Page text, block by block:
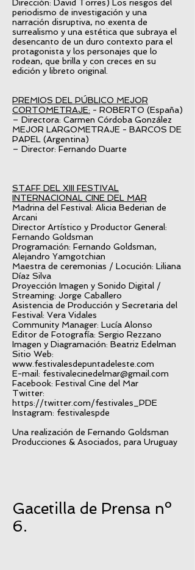
Dirección: David Torres) Los riesgos del
periodismo de investigación y una
narración disruptiva, no exenta de
surrealismo y una estética que subraya el
desencanto de un duro contexto para el
protagonista y los personajes que lo
rodean, que brilla y con creces en su
edición y libreto original.
PREMIOS DEL PÚBLICO MEJOR
CORTOMETRAJE: - ROBERTO (España)
– Directora: Carmen Córdoba González
MEJOR LARGOMETRAJE - BARCOS DE
PAPEL (Argentina)
– Director: Fernando Duarte
STAFF DEL XIII FESTIVAL
INTERNACIONAL CINE DEL MAR
Madrina del Festival: Alicia Bederian de
Arcani
Director Artístico y Productor General:
Fernando Goldsman
Programación: Fernando Goldsman,
Alejandro Yamgotchian
Maestra de ceremonias / Locución: Liliana
Díaz Silva
Proyección Imagen y Sonido Digital /
Streaming: Jorge Caballero
Asistencia de Producción y Secretaria del
Festival: Vera Vidales
Community Manager: Lucía Alonso
Editor de Fotografía: Sergio Rezzano
Imagen y Diagramación: Beatriz Edelman
Sitio Web:
www.festivalesdepuntadeleste.com
E-mail: festivalecinedelmar@gmail.com
Facebook: Festival Cine del Mar
Twitter:
https://twitter.com/festivales_PDE
Instagram: festivalespde
Una realización de Fernando Goldsman
Producciones & Asociados, para Uruguay
Gacetilla de Prensa nº
6.